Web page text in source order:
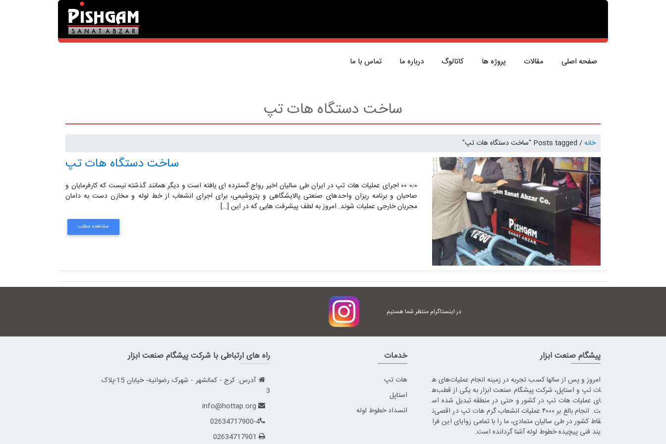
صفحه اصلی مقالات پروژه ها کاتالوگ درباره ما تماس با ما
ساخت دستگاه هات تپ
خانه/ Posts tagged "ساخت دستگاه هات تپ"
ساخت دستگاه هات تپ
۰٫۰ ۰۰ اجرای عملیات هات تپ در ایران طی سالیان اخیر رواج گسترده ای یافته است و دیگر همانند گذشته نیست که کارفرمایان و
صاحبان و برنامه ریزان واحدهای صنعتی پالایشگاهی و پتروشیمی، برای اجرای انشعاب از خط لوله و مخازن دست به دامان
مجریان خارجی عملیات شوند. امروز به لطف پیشرفت هایی که در این […]
مشاهده مطلب
در اینستاگرام منتظر شما هستیم
پیشگام صنعت ابزار
امروز و پس از سالها کسب تجربه در زمینه انجام عملیات‌های ه
ات تپ و استاپل، شرکت پیشگام صنعت ابزار به یکی از قطب‌ه
ای عملیات هات تپ در کشور و حتی در منطقه تبدیل شده اس
ت. انجام بالغ بر ۴۰۰۰ عملیات انشعاب گرم هات تپ در اقصی‌ن
قاط کشور در طی سالیان متمادی، ما را با تمامی زوایای این فرا
یند فنی پیچیده خطوط لوله آشنا گردانده است.
خدمات
هات تپ
استاپل
انسداد خطوط لوله
راه های ارتباطی با شرکت پیشگام صنعت ابزار
آدرس: کرج - کمالشهر - شهرک رضوانیه- خیابان 15-پلاک
3
02634717900-4